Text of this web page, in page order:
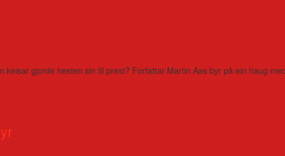
gjorde hesten sin til prest? Forfattar Martin Aas byr på ein haug